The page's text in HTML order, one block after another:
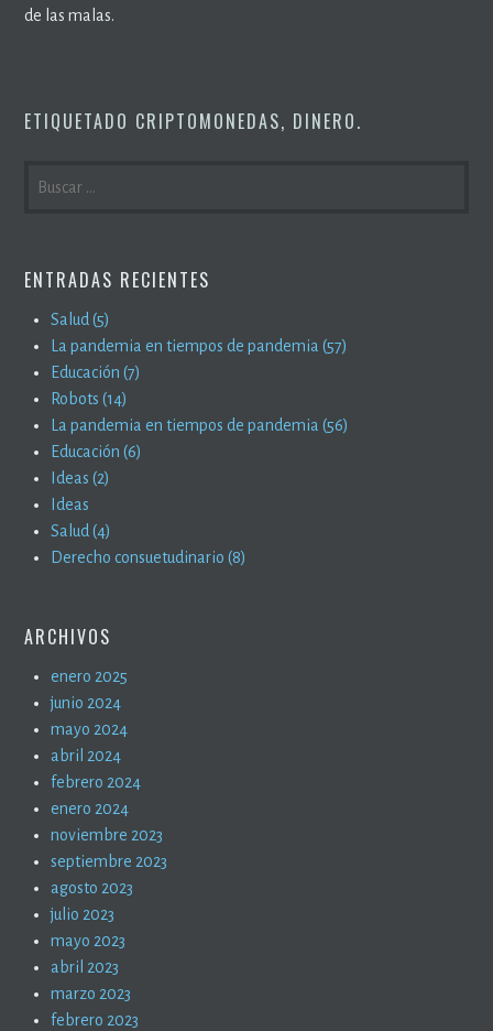
de las malas.
ETIQUETADO CRIPTOMONEDAS, DINERO.
ENTRADAS RECIENTES
Salud (5)
La pandemia en tiempos de pandemia (57)
Educación (7)
Robots (14)
La pandemia en tiempos de pandemia (56)
Educación (6)
Ideas (2)
Ideas
Salud (4)
Derecho consuetudinario (8)
ARCHIVOS
enero 2025
junio 2024
mayo 2024
abril 2024
febrero 2024
enero 2024
noviembre 2023
septiembre 2023
agosto 2023
julio 2023
mayo 2023
abril 2023
marzo 2023
febrero 2023